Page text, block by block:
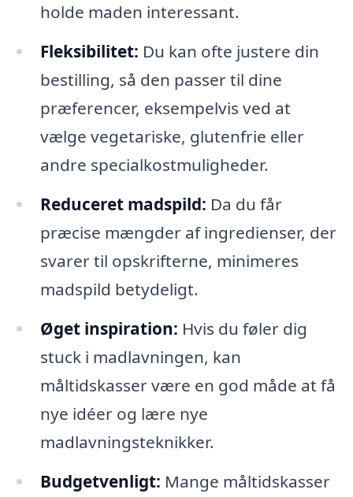
holde maden interessant.
Fleksibilitet: Du kan ofte justere din
bestilling, så den passer til dine
præferencer, eksempelvis ved at
vælge vegetariske, glutenfrie eller
andre specialkostmuligheder.
Reduceret madspild: Da du får
præcise mængder af ingredienser, der
svarer til opskrifterne, minimeres
madspild betydeligt.
Øget inspiration: Hvis du føler dig
stuck i madlavningen, kan
måltidskasser være en god måde at få
nye idéer og lære nye
madlavningsteknikker.
Budgetvenligt: Mange måltidskasser